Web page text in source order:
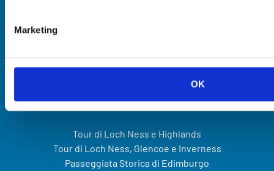
Marketing
OK
MIGLIORI VENDITE
Tour di Loch Ness e Highlands
Tour di Loch Ness, Glencoe e Inverness
Passeggiata Storica di Edimburgo